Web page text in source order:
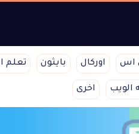
اس اوركال بايثون تعلم
الويب اخرى